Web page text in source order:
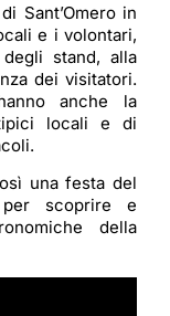
Sant’Omero in
e i volontari,
stand, alla
dei visitatori.
anche la
locali e di
una festa del
per scoprire e
della